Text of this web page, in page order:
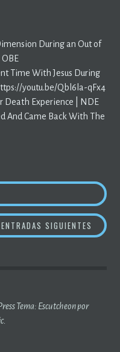
During an Out of
Time With Jesus During
youtu.be/Qbl6la-qFx4
Death Experience | NDE
And Came Back With The
ENTRADAS SIGUIENTES
Tema: Escutcheon por
.